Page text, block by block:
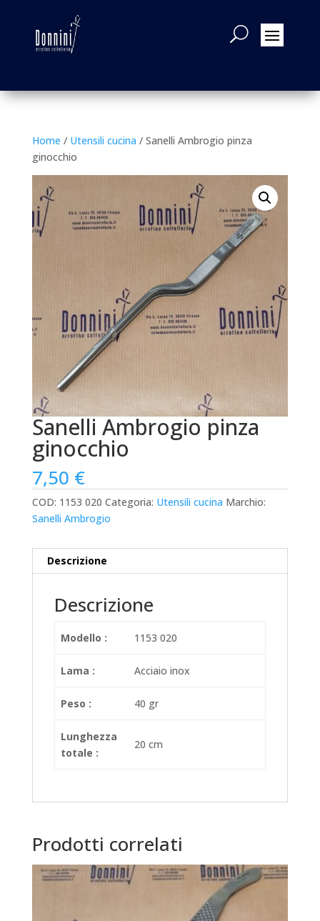
Home / Utensili cucina / Sanelli Ambrogio pinza
ginocchio
Sanelli Ambrogio pinza
ginocchio
7,50 €
COD: 1153 020 Categoria: Utensili cucina Marchio:
Sanelli Ambrogio
Descrizione
Descrizione
Modello : 1153 020
Lama : Acciaio inox
Peso : 40 gr
Lunghezza
totale :
20 cm
Prodotti correlati